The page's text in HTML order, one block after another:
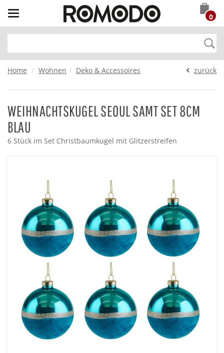
Toggle
navigation
0
Home Wohnen Deko & Accessoires zurück
WEIHNACHTSKUGEL SEOUL SAMT SET 8CM
BLAU
6 Stück im Set Christbaumkugel mit Glitzerstreifen